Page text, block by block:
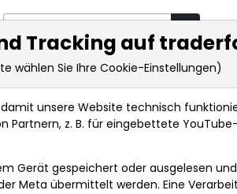
Market Tools Realtimekurse
Rücktritt im Fed-Vorstand: Trump witter...
Tracking auf
wählen Sie Ihre Cookie-Einstellungen)
unsere Website technisch
Partnern, z. B. für eingebettete
Gerät gespeichert oder ausgelesen
Meta übermittelt werden. Eine